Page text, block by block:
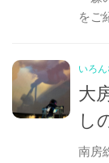
をご
いろ
大
し
南房